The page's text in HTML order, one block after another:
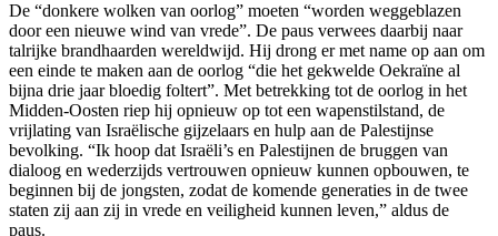
De “donkere wolken van oorlog” moeten “worden weggeblazen
door een nieuwe wind van vrede”. De paus verwees daarbij naar
talrijke brandhaarden wereldwijd. Hij drong er met name op aan om
een einde te maken aan de oorlog “die het gekwelde Oekraïne al
bijna drie jaar bloedig foltert”. Met betrekking tot de oorlog in het
Midden-Oosten riep hij opnieuw op tot een wapenstilstand, de
vrijlating van Israëlische gijzelaars en hulp aan de Palestijnse
bevolking. “Ik hoop dat Israëli’s en Palestijnen de bruggen van
dialoog en wederzijds vertrouwen opnieuw kunnen opbouwen, te
beginnen bij de jongsten, zodat de komende generaties in de twee
staten zij aan zij in vrede en veiligheid kunnen leven,” aldus de
paus.